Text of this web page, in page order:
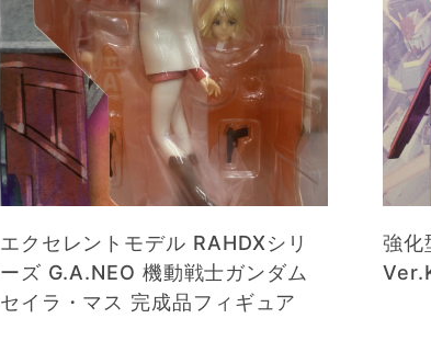
エクセレントモデル RAHDXシリ
ーズ G.A.NEO 機動戦士ガンダム
セイラ・マス 完成品フィギュア
強化